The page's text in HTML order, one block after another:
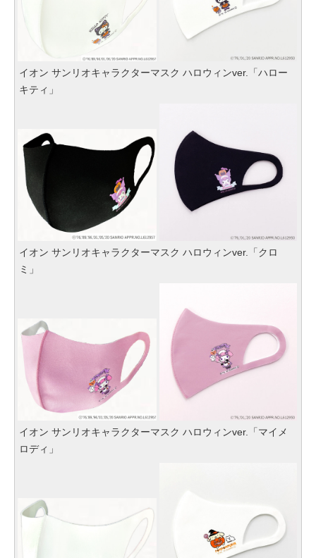
イオン サンリオキャラクターマスク ハロウィンver.「ハロー
キティ」
イオン サンリオキャラクターマスク ハロウィンver.「クロ
ミ」
イオン サンリオキャラクターマスク ハロウィンver.「マイメ
ロディ」